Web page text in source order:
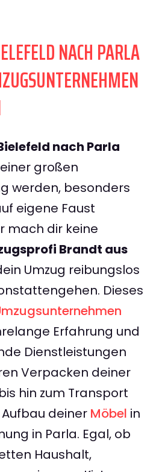
NACH PARLA
nach Parla
großen
werden, besonders
eigene Faust
mach dir keine
Brandt aus
Umzug reibungslos
Dieses
Erfahrung und
Dienstleistungen
Verpacken deiner
hin zum Transport
deiner Möbel in
in Parla. Egal, ob
Haushalt,